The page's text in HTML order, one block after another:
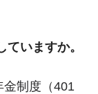
いますか。
制度（401